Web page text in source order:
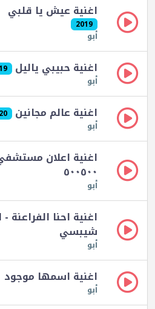
اغنية عيش يا قلبي
2019
أبو
اغنية حبيبي ياليل
أبو
اغنية عالم مجانين
أبو
اغنية اعلان
٥٠٠٥٠٠
أبو
اغنية احنا الفراعنة -
شيبسي
أبو
اغنية اسمها موجود
أبو